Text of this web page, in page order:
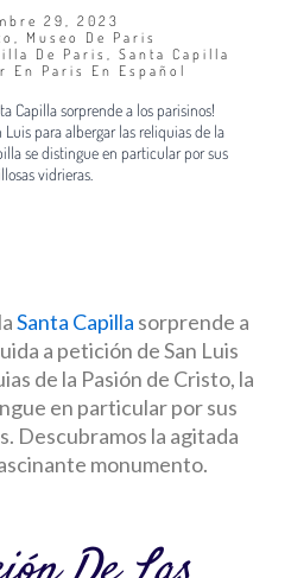
29, 2023
Museo De Paris
De Paris
Santa Capilla
En Paris En Español
Capilla sorprende a los parisinos!
para albergar las reliquias de la
se distingue en particular por sus
vidrieras.
Santa Capilla sorprende a
a petición de San Luis
de la Pasión de Cristo, la
en particular por sus
Descubramos la agitada
monumento.